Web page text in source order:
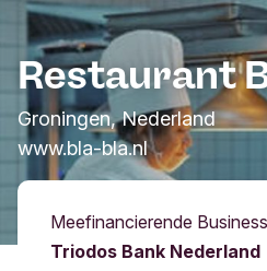
Restaurant
Groningen, Nederland
www.bla-bla.nl
Meefinancierende
Triodos Bank Nederland